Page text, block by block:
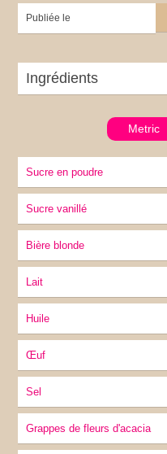
Publiée le
Ingrédients
Metric
sucre en poudre
Sucre vanillé
Bière blonde
lait
huile
œuf
sel
Grappes de fleurs d'acacia